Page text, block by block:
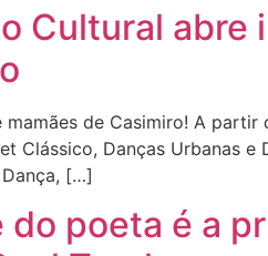
Cultural abre
mamães de Casimiro! A
Clássico, Danças Urbanas
[…]
do poeta é a